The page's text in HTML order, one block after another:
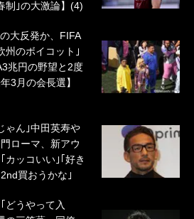
制｣の大激論】(4)
大反発か、FIFA
州のボイコット｣
兆円の野望と2度
3月の会長選】
ゃん｣中田英寿や
ローマ、新アウ
カッコいい｣｢好き
買おうかな｣
どうやって入